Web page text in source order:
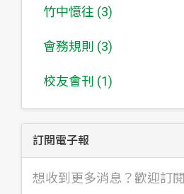
竹中憶往 (3)
會務規則 (3)
校友會刊 (1)
訂閱電子報
想收到更多消息？歡迎訂閱